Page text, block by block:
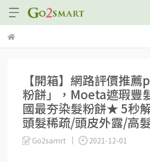
【開箱】網路評價推
粉餅」，Moeta遮瑕豐
國最夯染髮粉餅★ 5秒
頭髮稀疏/頭皮外露/高
Go2samrt 2021-12-01